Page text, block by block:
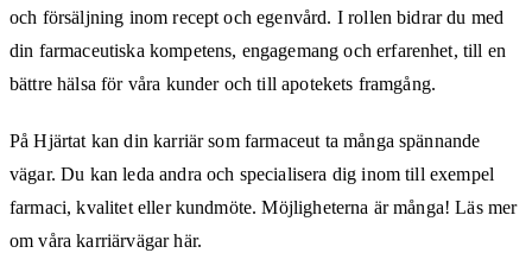
och försäljning inom recept och egenvård. I rollen bidrar du med
din farmaceutiska kompetens, engagemang och erfarenhet, till en
bättre hälsa för våra kunder och till apotekets framgång.
På Hjärtat kan din karriär som farmaceut ta många spännande
vägar. Du kan leda andra och specialisera dig inom till exempel
farmaci, kvalitet eller kundmöte. Möjligheterna är många! Läs mer
om våra karriärvägar här.